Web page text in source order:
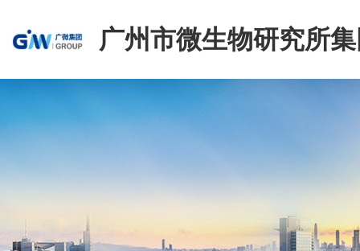
广州市微生物研究所
有限公司